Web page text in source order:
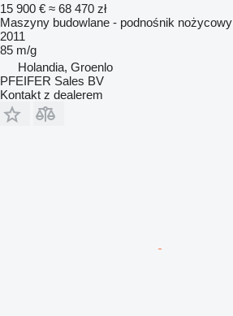
15 900 € ≈ 68 470 zł
Maszyny budowlane - podnośnik nożycowy
2011
85 m/g
Holandia, Groenlo
PFEIFER Sales BV
Kontakt z dealerem